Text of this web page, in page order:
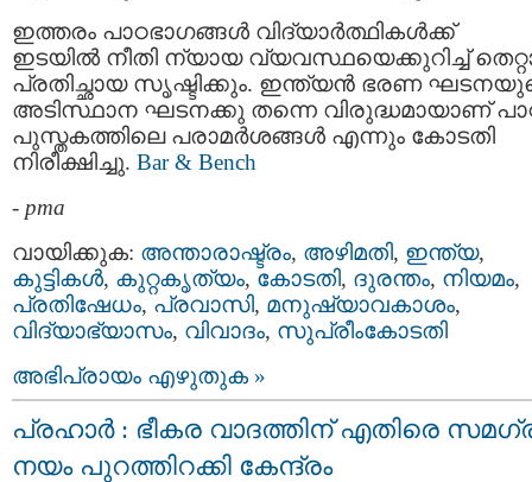
ഇത്തരം പാഠഭാഗങ്ങൾ വിദ്യാർത്ഥികൾക്ക്
ഇടയിൽ നീതി ന്യായ വ്യവസ്ഥയെക്കുറിച്ച്
പ്രതിച്ഛായ സൃഷ്ടിക്കും. ഇന്ത്യൻ ഭരണ
അടിസ്ഥാന ഘടനക്കു തന്നെ വിരുദ്ധമായാണ്
പുസ്തകത്തിലെ പരാമർശങ്ങൾ എന്നും കോടതി
നിരീക്ഷിച്ചു. Bar & Bench
- pma
വായിക്കുക: അന്താരാഷ്ട്രം, അഴിമതി, ഇന്ത്യ,
കുട്ടികള്‍, കുറ്റകൃത്യം, കോടതി, ദുരന്തം, നിയമം,
പ്രതിഷേധം, പ്രവാസി, മനുഷ്യാവകാശം,
വിദ്യാഭ്യാസം, വിവാദം, സുപ്രീംകോടതി
അഭിപ്രായം എഴുതുക »
പ്രഹാർ : ഭീകര വാദത്തിന് എതിരെ
നയം പുറത്തിറക്കി കേന്ദ്രം